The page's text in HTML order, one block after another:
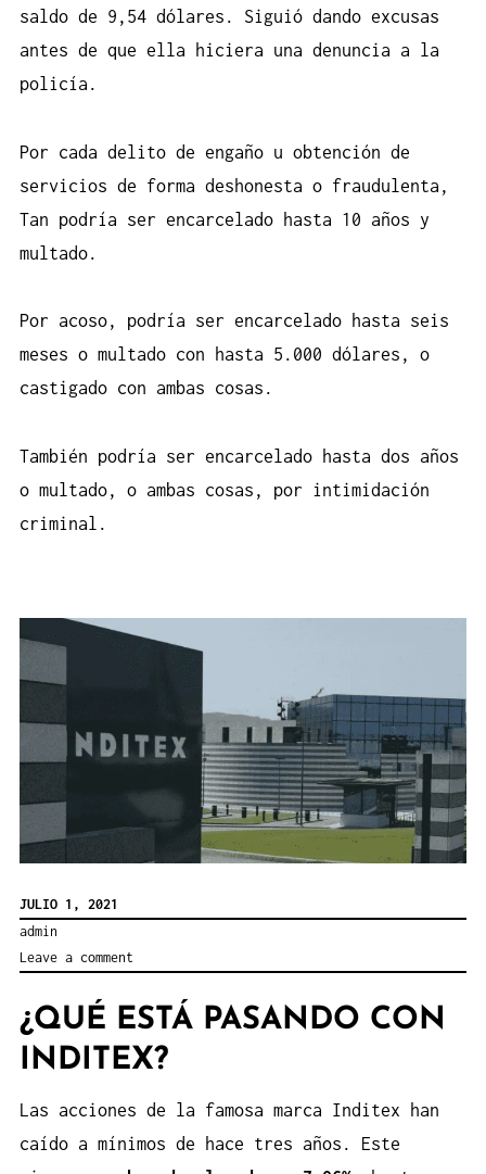
saldo de 9,54 dólares. Siguió dando excusas
antes de que ella hiciera una denuncia a la
policía.
Por cada delito de engaño u obtención de
servicios de forma deshonesta o fraudulenta,
Tan podría ser encarcelado hasta 10 años y
multado.
Por acoso, podría ser encarcelado hasta seis
meses o multado con hasta 5.000 dólares, o
castigado con ambas cosas.
También podría ser encarcelado hasta dos años
o multado, o ambas cosas, por intimidación
criminal.
JULIO 1, 2021
admin
Leave a comment
¿QUÉ ESTÁ PASANDO CON
INDITEX?
Las acciones de la famosa marca Inditex han
caído a mínimos de hace tres años. Este